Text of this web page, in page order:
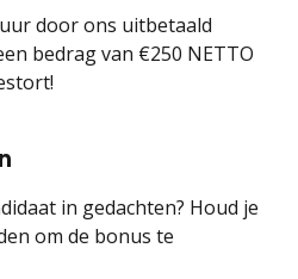
door ons uitbetaald
bedrag van €250 NETTO
in gedachten? Houd je
om de bonus te